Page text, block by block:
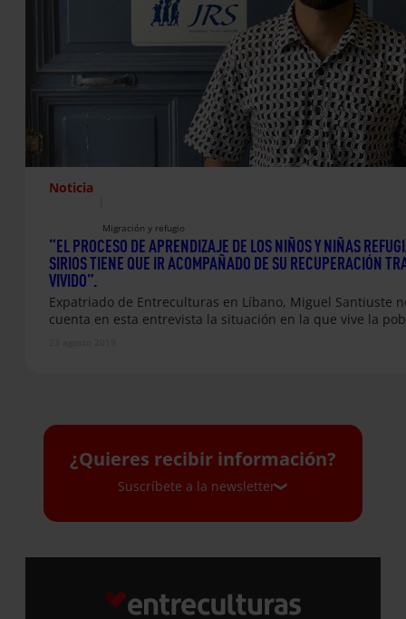
Noticia
Migración y refugio
“EL PROCESO DE APRENDIZAJE DE LOS NIÑOS Y NIÑAS
SIRIOS TIENE QUE IR ACOMPAÑADO DE SU RECUPERACIÓN
VIVIDO”.
Expatriado de Entreculturas en Líbano, Miguel Santiuste
cuenta en esta entrevista la situación en la que vive la
¿Quieres recibir información?
Suscríbete a la newsletter
Si quieres recibir nuestra newsletter